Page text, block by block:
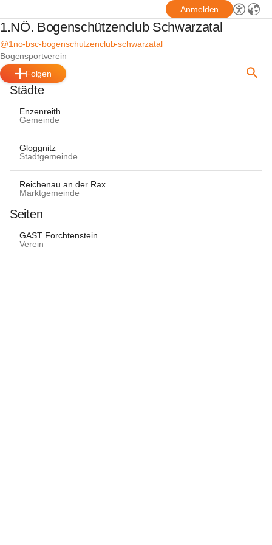
Anmelden
1.NÖ. Bogenschützenclub Schwarzatal
@1no-bsc-bogenschutzenclub-schwarzatal
Bogensportverein
Folgen
Städte
Enzenreith
Gemeinde
Gloggnitz
Stadtgemeinde
Reichenau an der Rax
Marktgemeinde
Seiten
GAST Forchtenstein
Verein